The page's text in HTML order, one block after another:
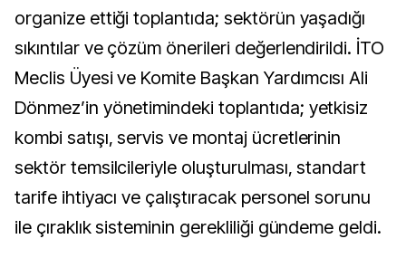
organize ettiği toplantıda; sektörün yaşadığı
sıkıntılar ve çözüm önerileri değerlendirildi. İTO
Meclis Üyesi ve Komite Başkan Yardımcısı Ali
Dönmez’in yönetimindeki toplantıda; yetkisiz
kombi satışı, servis ve montaj ücretlerinin
sektör temsilcileriyle oluşturulması, standart
tarife ihtiyacı ve çalıştıracak personel sorunu
ile çıraklık sisteminin gerekliliği gündeme geldi.